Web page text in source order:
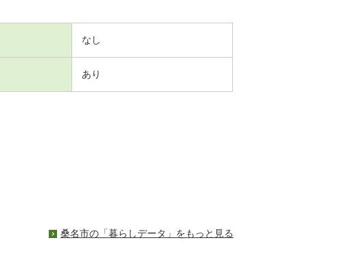
なし
あり
桑名市の「暮らしデータ」をもっと見る